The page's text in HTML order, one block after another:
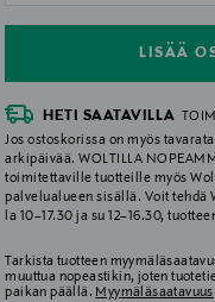
LISÄÄ
HETI SAATAVILLA
Jos ostoskorissa on myös
arkipäivää. WOLTILLA
toimitettaville tuotteille myös
palvelualueen sisällä. Voit tehdä
la 10–17.30 ja su 12–16.30,
Tarkista tuotteen
muuttua nopeastikin, joten
paikan päällä. Myymäläsaatavuus